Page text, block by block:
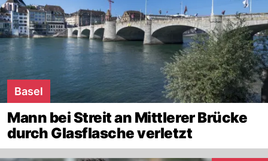
Basel
Mann bei Streit an Mittlerer Brücke
durch Glasflasche verletzt